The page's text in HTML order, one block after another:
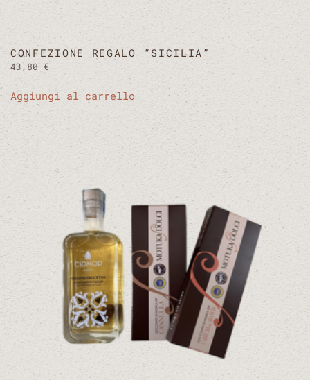
CONFEZIONE REGALO “SICILIA”
43,80 €
Aggiungi al carrello